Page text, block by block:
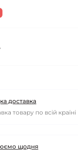
доставка
товару по всій країні
щодня